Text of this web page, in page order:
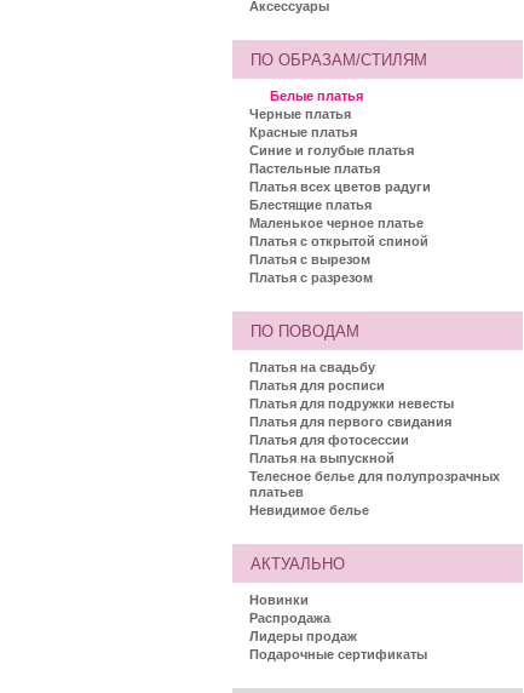
Аксессуары
ПО ОБРАЗАМ/СТИЛЯМ
Белые платья
Черные платья
Красные платья
Синие и голубые платья
Пастельные платья
Платья всех цветов радуги
Блестящие платья
Маленькое черное платье
Платья с открытой спиной
Платья с вырезом
Платья с разрезом
ПО ПОВОДАМ
Платья на свадьбу
Платья для росписи
Платья для подружки невесты
Платья для первого свидания
Платья для фотосессии
Платья на выпускной
Телесное белье для полупрозрачных
платьев
Невидимое белье
АКТУАЛЬНО
Новинки
Распродажа
Лидеры продаж
Подарочные сертификаты